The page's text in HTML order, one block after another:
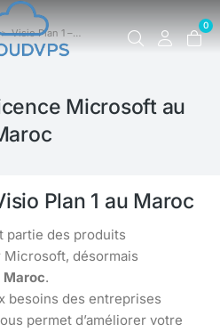
0
Visio Plan 1 –…
Microsoft au
Plan 1 au Maroc
partie des produits
désormais
Maroc.
besoins des entreprises
permet d’améliorer votre